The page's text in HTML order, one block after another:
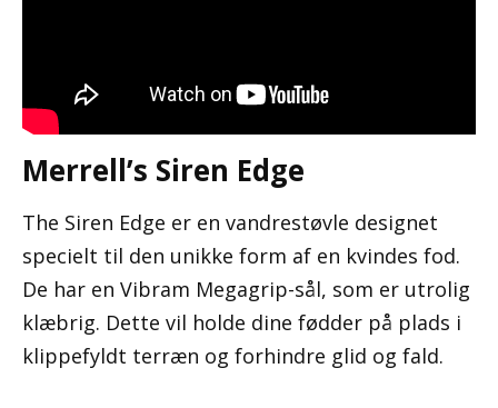
Merrell’s Siren Edge
The Siren Edge er en vandrestøvle designet
specielt til den unikke form af en kvindes fod.
De har en Vibram Megagrip-sål, som er utrolig
klæbrig. Dette vil holde dine fødder på plads i
klippefyldt terræn og forhindre glid og fald.